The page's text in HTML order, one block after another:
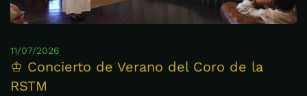
11/07/2026
♔ Concierto de Verano del Coro de la
RSTM